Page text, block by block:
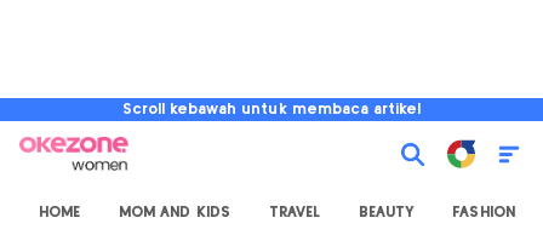
Scroll kebawah untuk membaca artikel
HOME MOM AND KIDS TRAVEL BEAUTY FASHION